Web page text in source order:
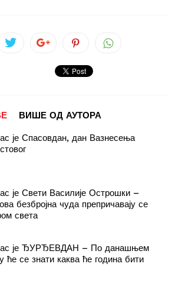
ВИШЕ ОД АУТОРА
је Спасовдан, дан Вазнесења
је Свети Василије Острошки –
безбројна чуда препричавају се
света
је ЂУРЂЕВДАН – По данашњем
ће се знати каква ће година бити